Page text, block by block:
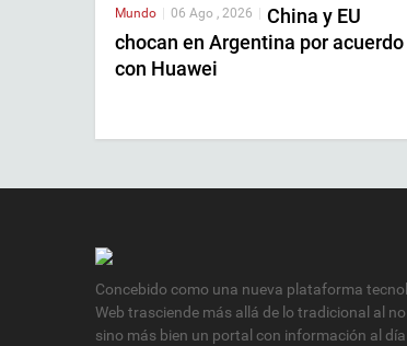
Mundo | 06 Ago , 2026 | China y EU
chocan en Argentina por acuerdo
con Huawei
Concebido como una nueva plataforma
Web trasciende más allá de lo tradicional al
sino más bien un portal con información al